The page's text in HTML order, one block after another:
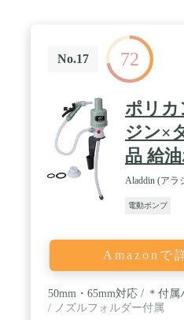
No.17 72
ポリカ
ジン×
品 給
Aladdin (アラ
電動ポンプ
Amazonで
50mm・65mm対応 / ＊付
/ ノズルフォルダー付属